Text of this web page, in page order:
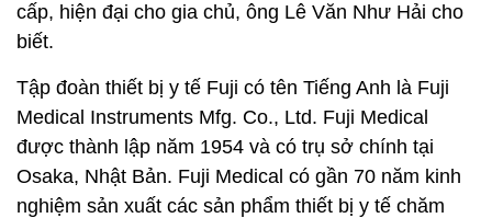
cấp, hiện đại cho gia chủ, ông Lê Văn Như Hải cho
biết.
Tập đoàn thiết bị y tế Fuji có tên Tiếng Anh là Fuji
Medical Instruments Mfg. Co., Ltd. Fuji Medical
được thành lập năm 1954 và có trụ sở chính tại
Osaka, Nhật Bản. Fuji Medical có gần 70 năm kinh
nghiệm sản xuất các sản phẩm thiết bị y tế chăm